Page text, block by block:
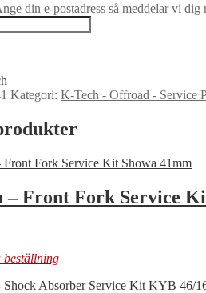
din e-postadress så meddelar vi
Kategori: K-Tech - Offroad - Service
– Front Fork Service
beställning